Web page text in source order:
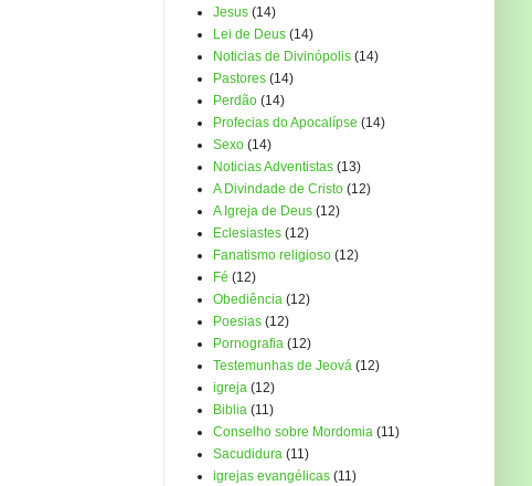
Jesus (14)
Lei de Deus (14)
Noticias de Divinópolis (14)
Pastores (14)
Perdão (14)
Profecias do Apocalípse (14)
Sexo (14)
Noticias Adventistas (13)
A Divindade de Cristo (12)
A Igreja de Deus (12)
Eclesiastes (12)
Fanatismo religioso (12)
Fé (12)
Obediência (12)
Poesias (12)
Pornografia (12)
Testemunhas de Jeová (12)
igreja (12)
Biblia (11)
Conselho sobre Mordomia (11)
Sacudidura (11)
igrejas evangélicas (11)